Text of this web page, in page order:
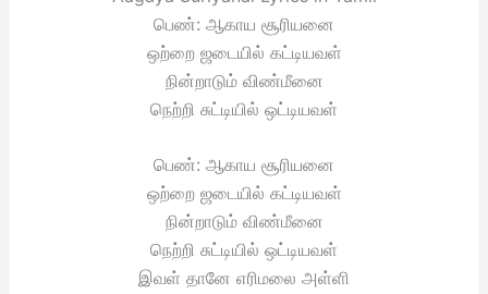
பெண்: ஆகாய சூரியனை
ஒற்றை ஜடையில் கட்டியவள்
நின்றாடும் விண்மீனை
நெற்றி சுட்டியில் ஒட்டியவள்
பெண்: ஆகாய சூரியனை
ஒற்றை ஜடையில் கட்டியவள்
நின்றாடும் விண்மீனை
நெற்றி சுட்டியில் ஒட்டியவள்
இவள் தானே எரிமலை அள்ளி